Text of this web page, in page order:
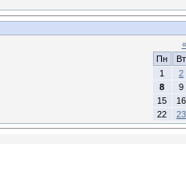
«
Пн
Вт
1
2
8
9
15
16
22
23